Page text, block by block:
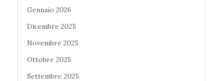
Gennaio 2026
Dicembre 2025
Novembre 2025
Ottobre 2025
Settembre 2025